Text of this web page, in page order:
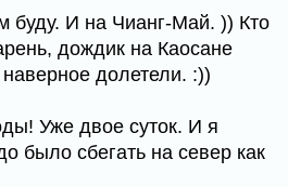
буду. И на Чианг-Май. )) Кто
дождик на Каосане
долетели. :))
Уже двое суток. И я
было сбегать на север как